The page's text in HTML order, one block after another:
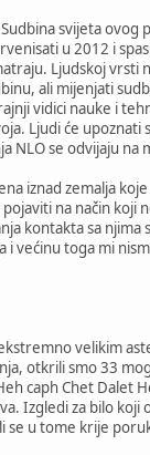
svijeta
u 2012 i
Ljudskoj
ali mijenjati
vidici nauke i
Ljudi će
NLO se odvijaju
iznad zemalja
na način koji
kontakta sa
većinu toga mi
velikim
otkrili smo 33
caph Chet Dalet
Izgledi za bilo
se u tome krije